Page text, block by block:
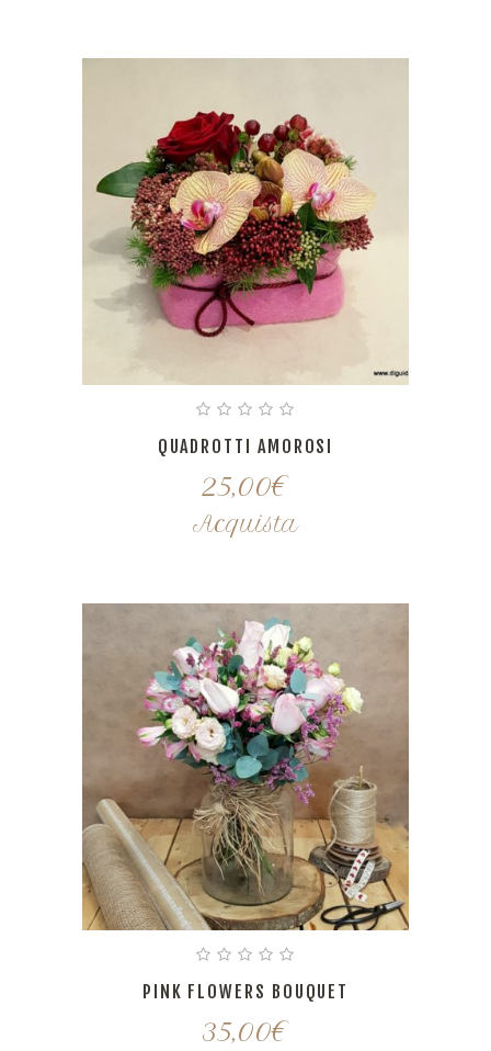
QUADROTTI AMOROSI
25,00€
Acquista
PINK FLOWERS BOUQUET
35,00€